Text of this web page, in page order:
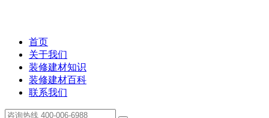
首页
关于我们
装修建材知识
装修建材百科
联系我们